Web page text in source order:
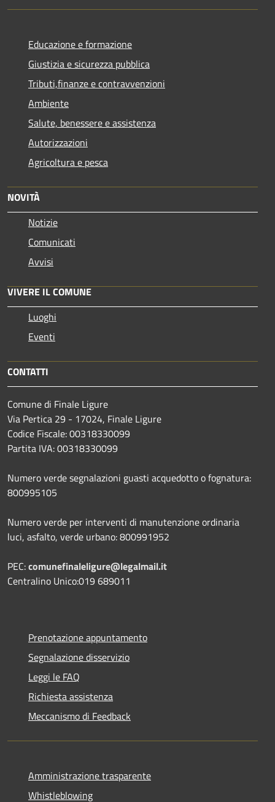
Educazione e formazione
Giustizia e sicurezza pubblica
Tributi,finanze e contravvenzioni
Ambiente
Salute, benessere e assistenza
Autorizzazioni
Agricoltura e pesca
NOVITÀ
Notizie
Comunicati
Avvisi
VIVERE IL COMUNE
Luoghi
Eventi
CONTATTI
Comune di Finale Ligure
Via Pertica 29 - 17024, Finale Ligure
Codice Fiscale: 00318330099
Partita IVA: 00318330099
Numero verde segnalazioni guasti acquedotto o fognatura:
800995105
Numero verde per interventi di manutenzione ordinaria
luci, asfalto, verde urbano: 800991952
PEC:comunefinaleligure@legalmail.it
Centralino Unico:019 689011
Prenotazione appuntamento
Segnalazione disservizio
Leggi le FAQ
Richiesta assistenza
Meccanismo di Feedback
Amministrazione trasparente
Whistleblowing